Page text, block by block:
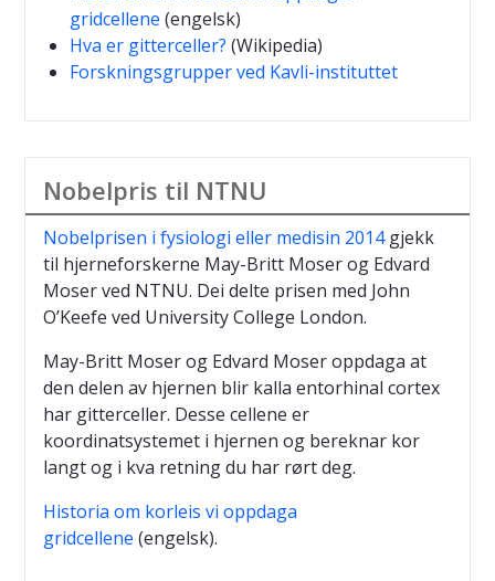
gridcellene (engelsk)
Hva er gitterceller? (Wikipedia)
Forskningsgrupper ved Kavli-instituttet
Nobelpris til NTNU
Nobelprisen i fysiologi eller medisin 2014gjekk
til hjerneforskerne May-Britt Moser og Edvard
Moser ved NTNU. Dei delte prisen med John
O’Keefe ved University College London.
May-Britt Moser og Edvard Moser oppdaga at
den delen av hjernen blir kalla entorhinal cortex
har gitterceller. Desse cellene er
koordinatsystemet i hjernen og bereknar kor
langt og i kva retning du har rørt deg.
Historia om korleis vi oppdaga
gridcellene (engelsk).